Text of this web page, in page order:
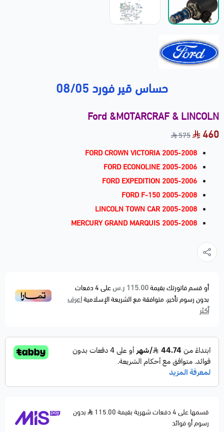
حساس قير فورد 08/05
Ford &MOTARCRAF & LINCOLN
460
575
FORD CROWN VICTORIA 2005-2008
FORD ECONOLINE 2005-2006
FORD EXPEDITION 2005-2006
FORD F-150 2005-2008
LINCOLN TOWN CAR 2005-2008
MERCURY GRAND MARQUIS 2005-2008
أو قسم فاتورتك بقيمة115.00 ر.س على4دفعات
بدون رسوم تأخير، متوافقة مع الشريعة الإسلاميةاعرف
أكثر
قسمها على 4 دفعات شهرية بقيمة 115.00
بدون
رسوم أو فوائد